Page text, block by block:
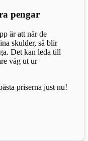
pengar
är att när de
skulder, så blir
Det kan leda till
väg ut ur
priserna just nu!